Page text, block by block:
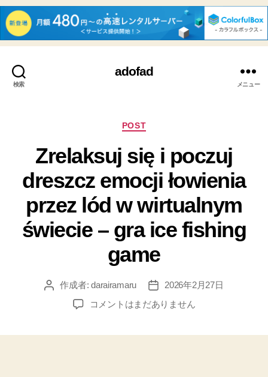
検索
adofad
メニュー
カ
ゴ
リ
ー
POST
Zrelaksuj się i poczuj
dreszcz emocji łowienia
przez lód w wirtualnym
świecie – gra ice fishing
game
投
作成者:darairamaru
投
稿
日
2026年2月27日
Zrelaksuj
コメントはまだありません